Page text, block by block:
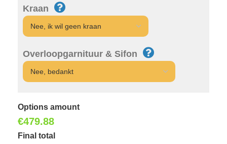
Kraan
Overloopgarnituur & Sifon
Options amount
€479.88
Final total